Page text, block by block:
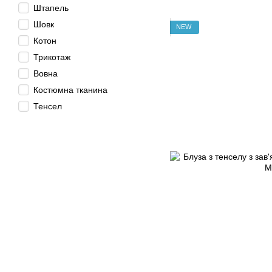
NEW
Штапель
Шовк
Котон
Трикотаж
Вовна
Костюмна тканина
Тенсел